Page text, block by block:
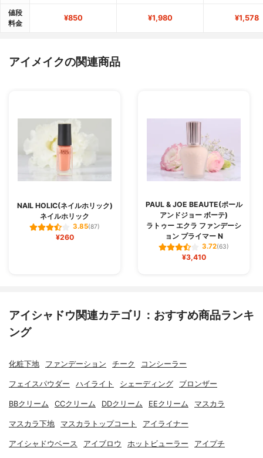
値段
料金
¥850 ¥1,980 ¥1,578
アイメイクの関連商品
NAIL HOLIC(ネイルホリック)
ネイルホリック
3.85(87)
¥260
PAUL & JOE BEAUTE(ポール
アンドジョー ボーテ)
ラトゥー エクラ ファンデーシ
ョン プライマー N
3.72(63)
¥3,410
アイシャドウ関連カテゴリ：おすすめ商品ランキ
ング
化粧下地 ファンデーション チーク コンシーラー
フェイスパウダー ハイライト シェーディング ブロンザー
BBクリーム CCクリーム DDクリーム EEクリーム マスカラ
マスカラ下地 マスカラトップコート アイライナー
アイシャドウベース アイブロウ ホットビューラー アイプチ